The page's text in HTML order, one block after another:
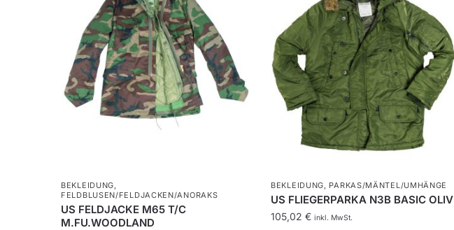
BEKLEIDUNG
FELDBLUSEN/FELDJACKEN/ANORAKS
US FELDJACKE M65 T/C
M.FU.WOODLAND
BEKLEIDUNG PARKAS/MÄNTEL/UMHÄNGE
US FLIEGERPARKA N3B BASIC OLIV
105,02 € inkl. MwSt.